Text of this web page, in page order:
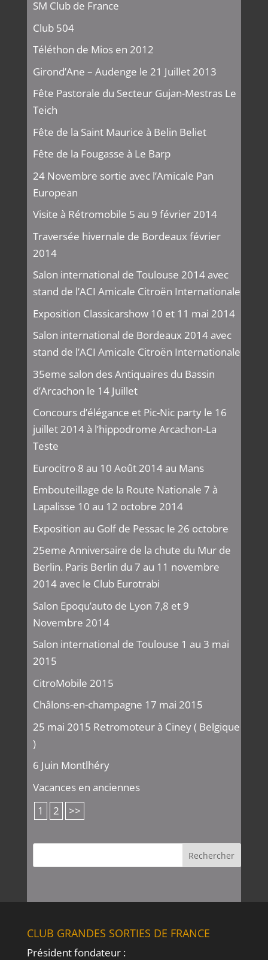
SM Club de France
Club 504
Téléthon de Mios en 2012
Girond’Ane – Audenge le 21 Juillet 2013
Fête Pastorale du Secteur Gujan-Mestras Le
Teich
Fête de la Saint Maurice à Belin Beliet
Fête de la Fougasse à Le Barp
24 Novembre sortie avec l’Amicale Pan
European
Visite à Rétromobile 5 au 9 février 2014
Traversée hivernale de Bordeaux février
2014
Salon international de Toulouse 2014 avec
stand de l’ACI Amicale Citroën Internationale
Exposition Classicarshow 10 et 11 mai 2014
Salon international de Bordeaux 2014 avec
stand de l’ACI Amicale Citroën Internationale
35eme salon des Antiquaires du Bassin
d’Arcachon le 14 Juillet
Concours d’élégance et Pic-Nic party le 16
juillet 2014 à l’hippodrome Arcachon-La
Teste
Eurocitro 8 au 10 Août 2014 au Mans
Embouteillage de la Route Nationale 7 à
Lapalisse 10 au 12 octobre 2014
Exposition au Golf de Pessac le 26 octobre
25eme Anniversaire de la chute du Mur de
Berlin. Paris Berlin du 7 au 11 novembre
2014 avec le Club Eurotrabi
Salon Epoqu’auto de Lyon 7,8 et 9
Novembre 2014
Salon international de Toulouse 1 au 3 mai
2015
CitroMobile 2015
Châlons-en-champagne 17 mai 2015
25 mai 2015 Retromoteur à Ciney ( Belgique
)
6 Juin Montlhéry
Vacances en anciennes
1
2 >>
CLUB GRANDES SORTIES DE FRANCE
Président fondateur :